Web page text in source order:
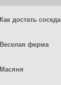
Как достать соседа
Веселая ферма
Масяня